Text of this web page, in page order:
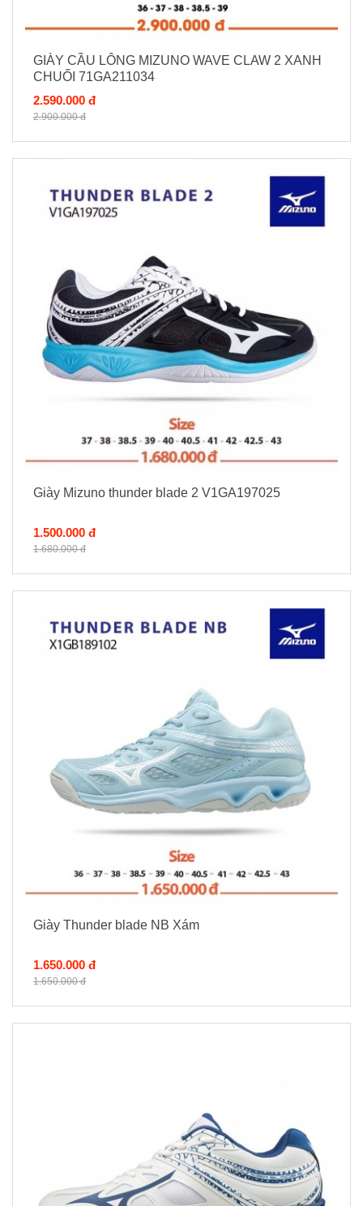
GIÀY CẦU LÔNG MIZUNO WAVE CLAW 2 XANH
CHUỐI 71GA211034
2.590.000 đ
2.900.000 đ
Giày Mizuno thunder blade 2 V1GA197025
1.500.000 đ
1.680.000 đ
Giày Thunder blade NB Xám
1.650.000 đ
1.650.000 đ